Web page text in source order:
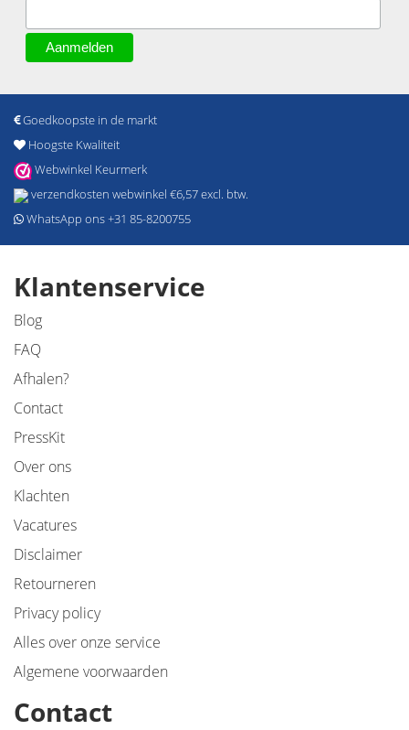
Goedkoopste in de markt
Hoogste Kwaliteit
Webwinkel Keurmerk
verzendkosten webwinkel €6,57 excl. btw.
WhatsApp ons +31 85-8200755
Klantenservice
Blog
FAQ
Afhalen?
Contact
PressKit
Over ons
Klachten
Vacatures
Disclaimer
Retourneren
Privacy policy
Alles over onze service
Algemene voorwaarden
Contact